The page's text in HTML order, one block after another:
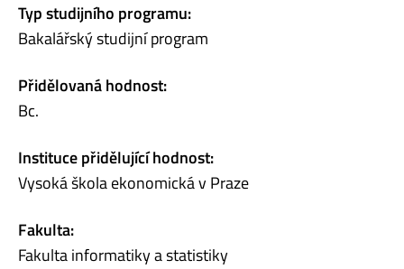
Typ studijního programu:
Bakalářský studijní program
Přidělovaná hodnost:
Bc.
Instituce přidělující hodnost:
Vysoká škola ekonomická v Praze
Fakulta:
Fakulta informatiky a statistiky